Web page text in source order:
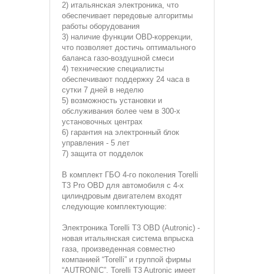
2) итальянская электроника, что
обеспечивает передовые алгоритмы
работы оборудования
3) наличие функции OBD-коррекции,
что позволяет достичь оптимального
баланса газо-воздушной смеси
4) технические специалисты
обеспечивают поддержку 24 часа в
сутки 7 дней в неделю
5) возможность установки и
обслуживания более чем в 300-х
установочных центрах
6) гарантия на электронный блок
управления - 5 лет
7) защита от подделок
В комплект ГБО 4-го поколения Torelli
T3 Pro OBD для автомобиля c 4-х
цилиндровым двигателем входят
следующие комплектующие:
Электроника Torelli T3 OBD (Autronic) -
новая итальянская система впрыска
газа, произведенная совместно
компанией “Torelli” и группой фирмы
“AUTRONIC”. Torelli T3 Autronic имеет